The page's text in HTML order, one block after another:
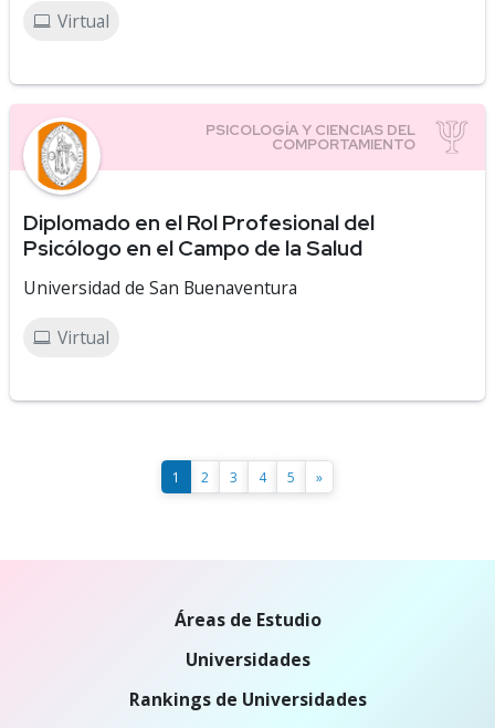
Virtual
Diplomado en el Rol Profesional del
Psicólogo en el Campo de la Salud
Universidad de San Buenaventura
Virtual
1 2 3 4 5 »
Áreas de Estudio
Universidades
Rankings de Universidades